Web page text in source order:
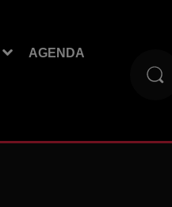
AGENDA